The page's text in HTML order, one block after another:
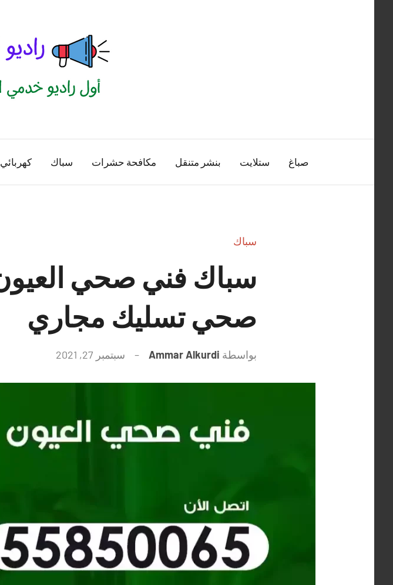
صباغ ستلايت بنشر متنقل مكافحة حشرات سباك كهربائي
سباك
صحي تسليك مجاري
بواسطة Ammar Alkurdi سبتمبر 27, 2021